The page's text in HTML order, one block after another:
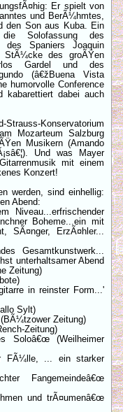
Er spielt von
und BerÃ¼hmtes,
den Son aus Kuba. Ein
Solofassung des
des Spaniers Joaquin
StÃ¼cke des groÃŸen
Gardel und des
(â€žBuena Vista
humorvolle Conference
kabarettiert dabei auch
Konservatorium
Mozarteum Salzburg
Musikern (Amando
Und was Mayer
mit einem
Konzert!
werden, sind einhellig:
Abend:
Niveau...erfrischender
Boheme...ein mit
SÃ¤nger, ErzÃ¤hler...
Gesamtkunstwerk...
unterhaltsamer Abend
Zeitung)
in reinster Form...'
Sylt)
Zeitung)
Zeitung)
Soloâ€œ (Weilheimer
FÃ¼lle, ... ein starker
Fangemeindeâ€œ
und trÃ¤umenâ€œ